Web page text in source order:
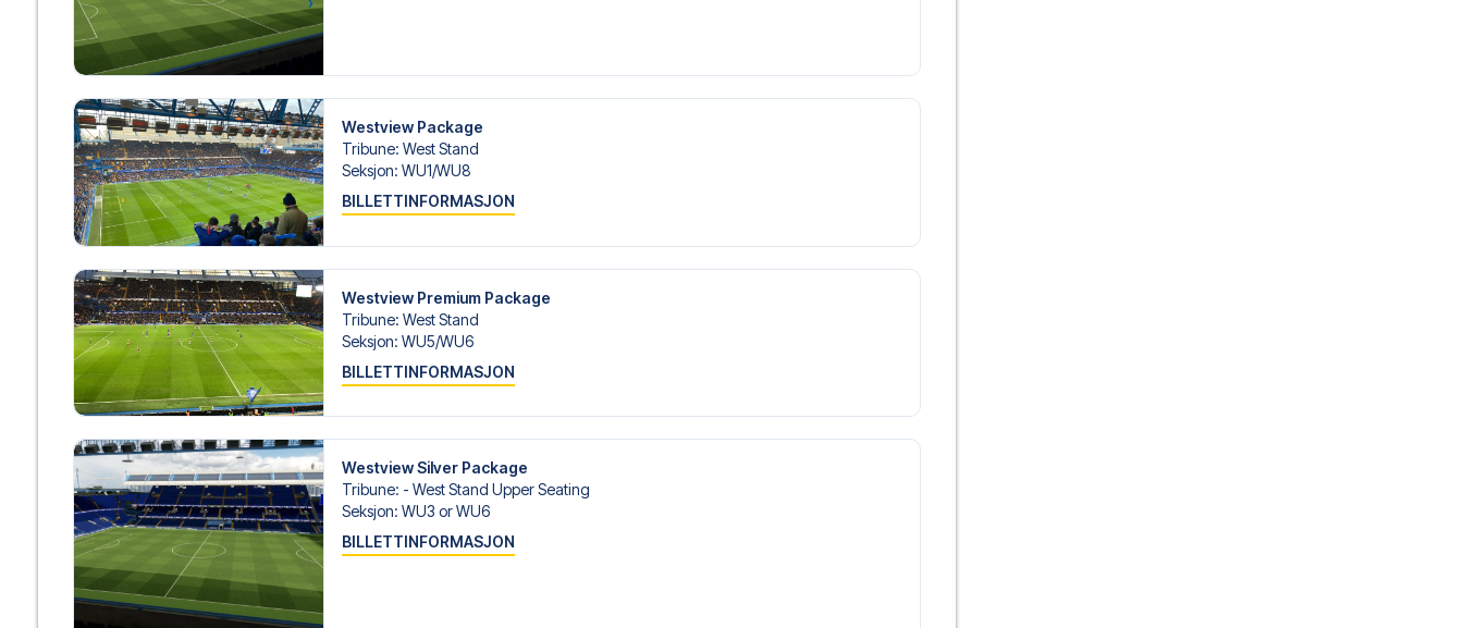
Westview Package
Tribune: West Stand
Seksjon: WU1/​WU8
BILLETTINFORMASJON
Westview Premium Package
Tribune: West Stand
Seksjon: WU5/​WU6
BILLETTINFORMASJON
Westview Silver Package
Tribune: - West Stand Upper Seating
Seksjon: WU3 or WU6
BILLETTINFORMASJON